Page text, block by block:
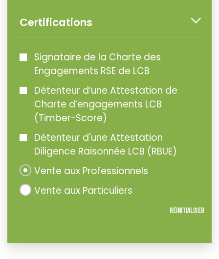
Certifications
Signataire de la Charte des
Engagements RSE de LCB
Détenteur d’une Attestation de
Charte d’engagements LCB
(Timber-Score)
Détenteur d'une Attestation
Diligence Raisonnée LCB (RBUE)
Vente aux Professionnels
Vente aux Particuliers
Réinitialiser